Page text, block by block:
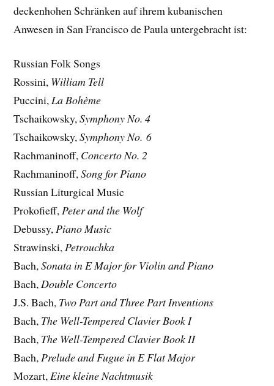
deckenhohen Schränken auf ihrem kubanischen
Anwesen in San Francisco de Paula untergebracht ist:
Russian Folk Songs
Rossini, William Tell
Puccini,La Bohème
Tschaikowsky,Symphony No. 4
Tschaikowsky,Symphony No. 6
Rachmaninoff, Concerto No. 2
Rachmaninoff,Song for Piano
Russian Liturgical Music
Prokofieff,Peter and the Wolf
Debussy,Piano Music
Strawinski,Petrouchka
Bach,Sonata in E Major for Violin and Piano
Bach,Double Concerto
J.S. Bach, Two Part and Three Part Inventions
Bach, The Well-Tempered Clavier Book I
Bach, The Well-Tempered Clavier Book II
Bach,Prelude and Fugue in E Flat Major
Mozart,Eine kleine Nachtmusik